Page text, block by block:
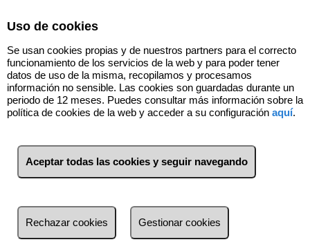
6 Inmuebles O Covelo (Pontevedra)
más reciente
Menos reciente
Uso de cookies
Se usan cookies propias y de nuestros partners para el correcto
funcionamiento de los servicios de la web y para poder tener
datos de uso de la misma, recopilamos y procesamos
información no sensible. Las cookies son guardadas durante un
periodo de 12 meses. Puedes consultar más información sobre la
política de cookies de la web y acceder a su configuración aquí.
Aceptar todas las cookies y seguir navegando
Rechazar cookies Gestionar cookies